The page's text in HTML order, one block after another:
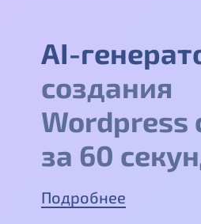
AI-
создания
Wordpress
за 60
Подробнее